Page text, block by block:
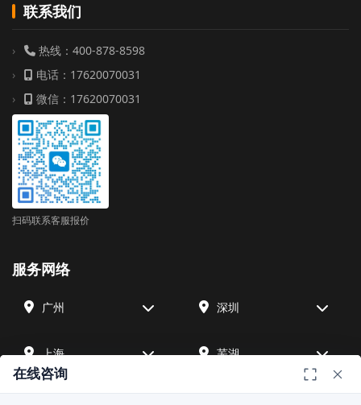
联系我们
热线：400-878-8598
电话：17620070031
微信：17620070031
扫码联系客服报价
服务网络
广州 深圳
上海 芜湖
在线咨询